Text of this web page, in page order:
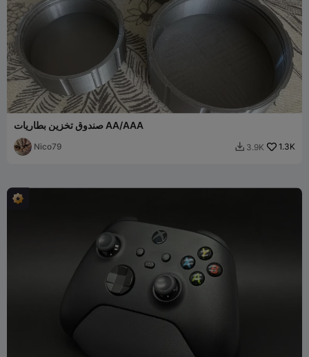
صندوق تخزين بطاريات AA/AAA
Nico79  3.9K 1.3K